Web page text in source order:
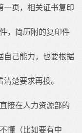
一页，相关证书复印
，简历附的复印件
自己能力，也要根据
楚要求再投。
接在人力资源部的
懂（比如要有中